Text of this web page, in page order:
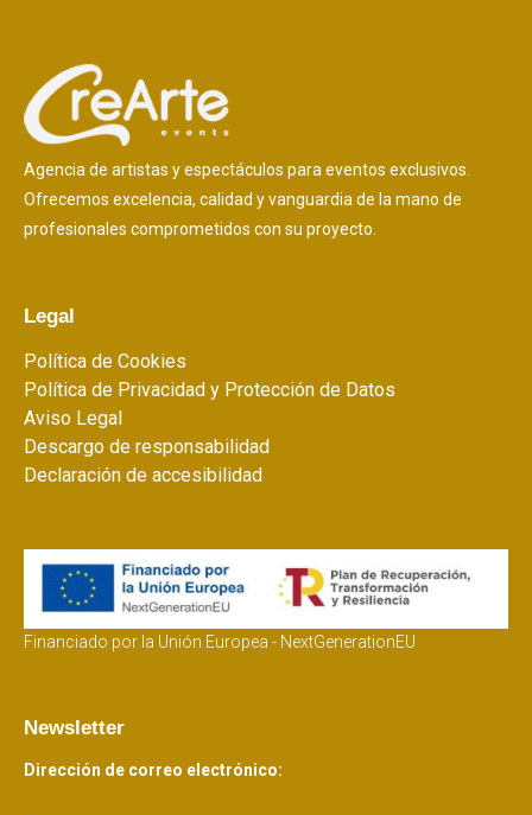
Agencia de artistas y espectáculos para eventos exclusivos.
Ofrecemos excelencia, calidad y vanguardia de la mano de
profesionales comprometidos con su proyecto.
Legal
Política de Cookies
Política de Privacidad y Protección de Datos
Aviso Legal
Descargo de responsabilidad
Declaración de accesibilidad
Financiado por la Unión Europea - NextGenerationEU
Newsletter
Dirección de correo electrónico: